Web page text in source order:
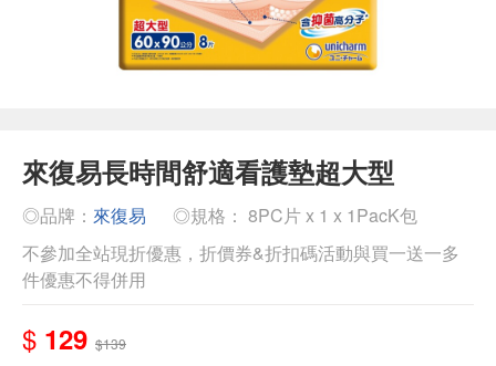
來復易長時間舒適看護墊超大型
◎品牌： 來復易
◎規格： 8PC片 x 1 x 1PacK包
不參加全站現折優惠，折價券&折扣碼活動與買一送一多
件優惠不得併用
$ 129 $139